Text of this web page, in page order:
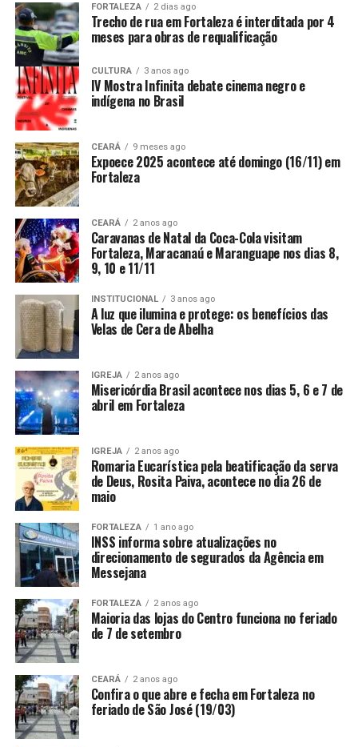
FORTALEZA 2 dias ago
Trecho de rua em Fortaleza é interditada por 4
meses para obras de requalificação
CULTURA 3 anos ago
IV Mostra Infinita debate cinema negro e
indígena no Brasil
CEARÁ 9 meses ago
Expoece 2025 acontece até domingo (16/11) em
Fortaleza
CEARÁ 2 anos ago
Caravanas de Natal da Coca-Cola visitam
Fortaleza, Maracanaú e Maranguape nos dias 8,
9, 10 e 11/11
INSTITUCIONAL 3 anos ago
A luz que ilumina e protege: os benefícios das
Velas de Cera de Abelha
IGREJA 2 anos ago
Misericórdia Brasil acontece nos dias 5, 6 e 7 de
abril em Fortaleza
IGREJA 2 anos ago
Romaria Eucarística pela beatificação da serva
de Deus, Rosita Paiva, acontece no dia 26 de
maio
FORTALEZA 1 ano ago
INSS informa sobre atualizações no
direcionamento de segurados da Agência em
Messejana
FORTALEZA 2 anos ago
Maioria das lojas do Centro funciona no feriado
de 7 de setembro
CEARÁ 2 anos ago
Confira o que abre e fecha em Fortaleza no
feriado de São José (19/03)